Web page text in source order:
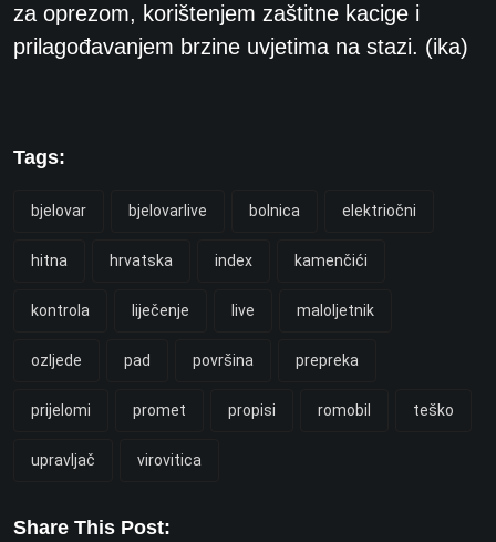
za oprezom, korištenjem zaštitne kacige i
prilagođavanjem brzine uvjetima na stazi. (ika)
Tags:
bjelovar bjelovarlive bolnica elektriočni
hitna hrvatska index kamenčići
kontrola liječenje live maloljetnik
ozljede pad površina prepreka
prijelomi promet propisi romobil teško
upravljač virovitica
Share This Post: